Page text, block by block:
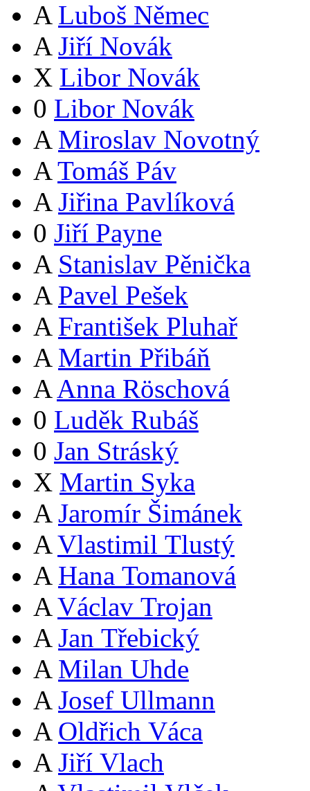
A Luboš Němec
A Jiří Novák
X Libor Novák
0 Libor Novák
A Miroslav Novotný
A Tomáš Páv
A Jiřina Pavlíková
0 Jiří Payne
A Stanislav Pěnička
A Pavel Pešek
A František Pluhař
A Martin Přibáň
A Anna Röschová
0 Luděk Rubáš
0 Jan Stráský
X Martin Syka
A Jaromír Šimánek
A Vlastimil Tlustý
A Hana Tomanová
A Václav Trojan
A Jan Třebický
A Milan Uhde
A Josef Ullmann
A Oldřich Váca
A Jiří Vlach